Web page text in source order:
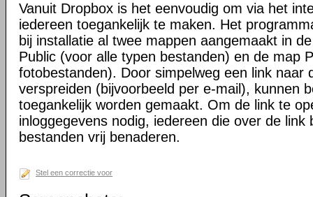
Vanuit Dropbox is het eenvoudig om via het
iedereen toegankelijk te maken. Het
bij installatie al twee mappen aangemaakt in
Public (voor alle typen bestanden) en de map
fotobestanden). Door simpelweg een link naar
verspreiden (bijvoorbeeld per e-mail), kunnen
toegankelijk worden gemaakt. Om de link te
inloggegevens nodig, iedereen die over de link
bestanden vrij benaderen.
Stel een correctie voor